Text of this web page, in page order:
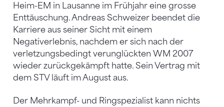
Heim-EM in Lausanne im Frühjahr eine grosse
Enttäuschung. Andreas Schweizer beendet die
Karriere aus seiner Sicht mit einem
Negativerlebnis, nachdem er sich nach der
verletzungsbedingt verunglückten WM 2007
wieder zurückgekämpft hatte. Sein Vertrag mit
dem STV läuft im August aus.
Der Mehrkampf- und Ringspezialist kann nichts